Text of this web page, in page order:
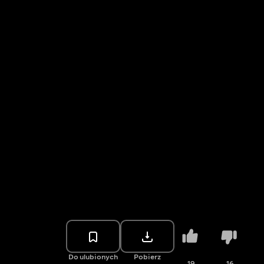
Do ulubionych Pobierz